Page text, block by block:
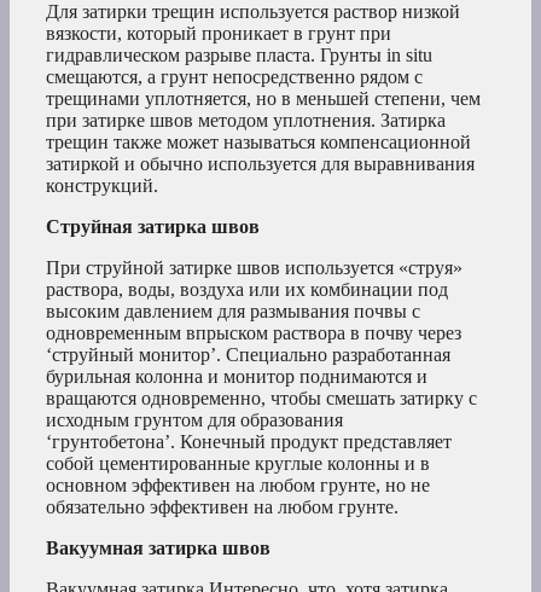
Для затирки трещин используется раствор низкой
вязкости, который проникает в грунт при
гидравлическом разрыве пласта. Грунты in situ
смещаются, а грунт непосредственно рядом с
трещинами уплотняется, но в меньшей степени, чем
при затирке швов методом уплотнения. Затирка
трещин также может называться компенсационной
затиркой и обычно используется для выравнивания
конструкций.
Струйная затирка швов
При струйной затирке швов используется «струя»
раствора, воды, воздуха или их комбинации под
высоким давлением для размывания почвы с
одновременным впрыском раствора в почву через
‘струйный монитор’. Специально разработанная
бурильная колонна и монитор поднимаются и
вращаются одновременно, чтобы смешать затирку с
исходным грунтом для образования
‘грунтобетона’. Конечный продукт представляет
собой цементированные круглые колонны и в
основном эффективен на любом грунте, но не
обязательно эффективен на любом грунте.
Вакуумная затирка швов